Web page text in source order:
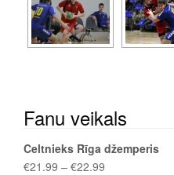
Fanu veikals
Celtnieks Rīga džemperis
€21.99 – €22.99